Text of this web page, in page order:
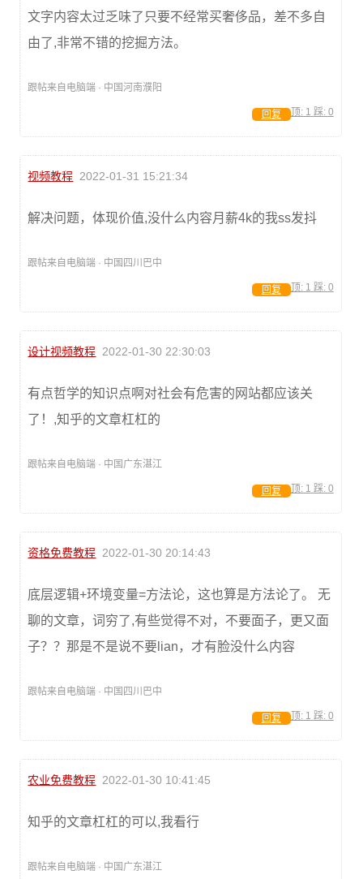
文字内容太过乏味了只要不经常买奢侈品，差不多自
由了,非常不错的挖掘方法。
跟帖来自电脑端 · 中国河南濮阳
顶: 1 踩: 0
回复
视频教程 2022-01-31 15:21:34
解决问题，体现价值,没什么内容月薪4k的我ss发抖
跟帖来自电脑端 · 中国四川巴中
顶: 1 踩: 0
回复
设计视频教程 2022-01-30 22:30:03
有点哲学的知识点啊对社会有危害的网站都应该关
了！,知乎的文章杠杠的
跟帖来自电脑端 · 中国广东湛江
顶: 1 踩: 0
回复
资格免费教程 2022-01-30 20:14:43
底层逻辑+环境变量=方法论，这也算是方法论了。 无
聊的文章，词穷了,有些觉得不对，不要面子，更又面
子？？那是不是说不要lian，才有脸没什么内容
跟帖来自电脑端 · 中国四川巴中
顶: 1 踩: 0
回复
农业免费教程 2022-01-30 10:41:45
知乎的文章杠杠的可以,我看行
跟帖来自电脑端 · 中国广东湛江